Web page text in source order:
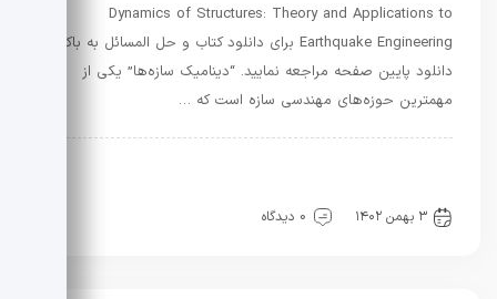
Dynamics of Structures: Theory and Applications to
Earthquake Engineering برای دانلود کتاب و حل المسائل به باکس
دانلود پایین صفحه مراجعه نمایید. “دینامیک سازه‌ها” یکی از
مهمترین حوزه‌های مهندسی سازه است که …
۳ بهمن ۱۴۰۲
0 دیدگاه